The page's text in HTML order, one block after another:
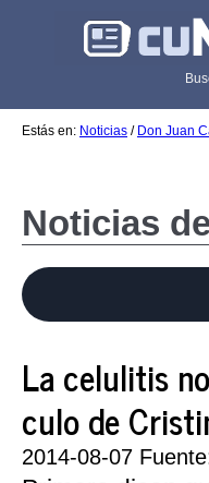
Estás en: Noticias / Don Juan
Noticias
La celulitis
culo de
2014-08-07